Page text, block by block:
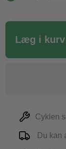
Læg i kurv
Cyklen
Du kan